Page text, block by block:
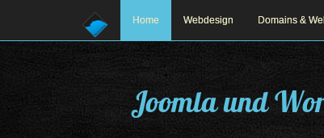
Home Webdesign Domains &
Joomla und